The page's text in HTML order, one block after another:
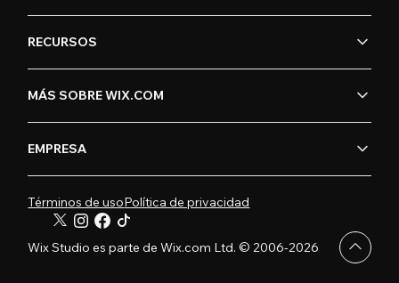
RECURSOS
MÁS SOBRE WIX.COM
EMPRESA
Términos de usoPolítica de privacidad
Wix Studio es parte de Wix.com Ltd. © 2006-2026